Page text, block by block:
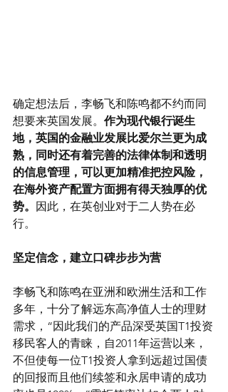
确定想法后，李畅飞和陈鸣都不约而同
想要来英国发展。 作为现代银行诞生
地，英国的金融业发展比爱尔兰更为成
熟，同时还有着完善的法律体制和透明
的信息管理，可以更加精准把控风险，
在海外资产配置方面拥有得天独厚的优
势。 因此，在英创业对于二人势在必
行。
坚定信念，建立口碑步步为营
李畅飞和陈鸣在亚洲和欧洲生活和工作
多年，十分了解远东高净值人士的理财
需求，“因此我们的产品深受英国T1投资
移民客人的青睐，自2011年运营以来，
不但使每一位T1投资人拿到远超过国债
的回报而且他们续签和永居申请的成功